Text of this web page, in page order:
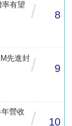
有望
/ 8
先進封/ 9
營收
/ 10